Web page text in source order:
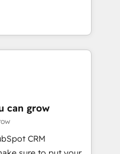
guidance you
transform how
don't just build your
to own it, then stay
Alignment +
& Data
We fix what others
can grow
CRM